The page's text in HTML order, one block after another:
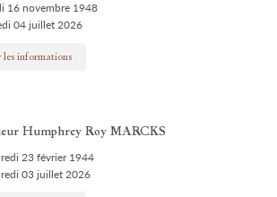
16 novembre 1948
04 juillet 2026
les informations
Humphrey Roy MARCKS
23 février 1944
03 juillet 2026